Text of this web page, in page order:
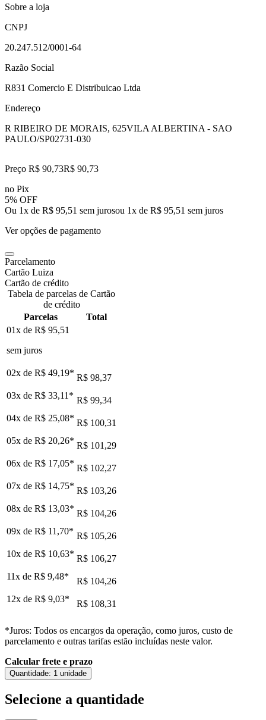
Sobre a loja
CNPJ
20.247.512/0001-64
Razão Social
R831 Comercio E Distribuicao Ltda
Endereço
R RIBEIRO DE MORAIS, 625VILA ALBERTINA - SAO
PAULO/SP02731-030
Preço R$ 90,73R$ 90,73
no Pix
5% OFF
Ou 1x de R$ 95,51 sem jurosou 1x de R$ 95,51 sem juros
Ver opções de pagamento
Parcelamento
Cartão Luiza
Cartão de crédito
Tabela de parcelas de Cartão
de crédito
Parcelas
Total
01x de R$ 95,51
sem juros
02x de R$ 49,19* R$ 98,37
03x de R$ 33,11 * R$ 99,34
04x de R$ 25,08* R$ 100,31
05x de R$ 20,26* R$ 101,29
06x de R$ 17,05* R$ 102,27
07x de R$ 14,75* R$ 103,26
08x de R$ 13,03* R$ 104,26
09x de R$ 11,70* R$ 105,26
10x de R$ 10,63* R$ 106,27
11x de R$ 9,48*
R$ 104,26
12x de R$ 9,03* R$ 108,31
*Juros: Todos os encargos da operação, como juros, custo de
parcelamento e outras tarifas estão incluídas neste valor.
Calcular frete e prazo
Quantidade: 1 unidade
Selecione a quantidade